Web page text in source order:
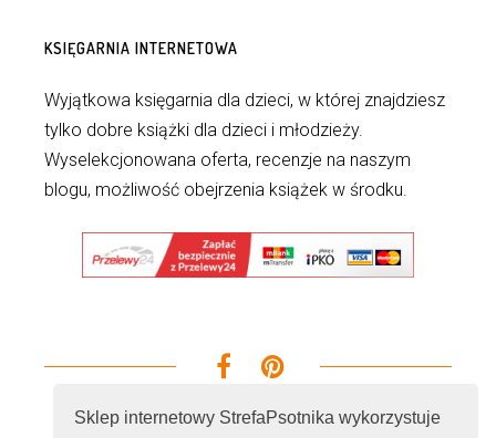
Sklep internetowy StrefaPsotnika wykorzystuje
KSIĘGARNIA INTERNETOWA
Wyjątkowa księgarnia dla dzieci, w której znajdziesz
tylko dobre książki dla dzieci i młodzieży.
Wyselekcjonowana oferta, recenzje na naszym
blogu, możliwość obejrzenia książek w środku.